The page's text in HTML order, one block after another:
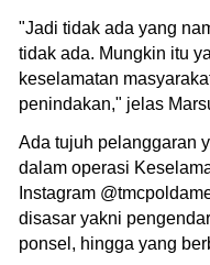
"Jadi tidak ada yang
tidak ada. Mungkin itu
keselamatan
penindakan," jelas
Ada tujuh pelanggaran
dalam operasi
Instagram
disasar yakni
ponsel, hingga yang